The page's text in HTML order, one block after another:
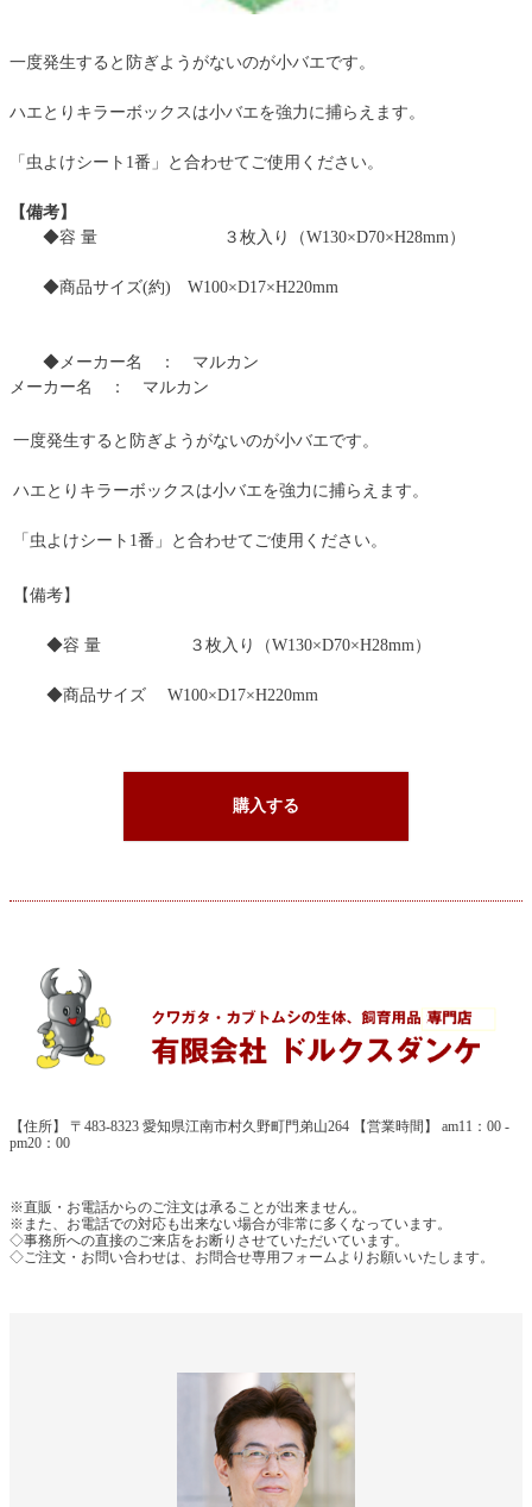
一度発生すると防ぎようがないのが小バエです。
ハエとりキラーボックスは小バエを強力に捕らえます。
「虫よけシート1番」と合わせてご使用ください。
【備考】
◆容 量 ３枚入り（W130×D70×H28mm）
◆商品サイズ(約) W100×D17×H220mm
◆メーカー名 ： マルカン
メーカー名 ： マルカン
一度発生すると防ぎようがないのが小バエです。
ハエとりキラーボックスは小バエを強力に捕らえます。
「虫よけシート1番」と合わせてご使用ください。
【備考】
◆容 量 ３枚入り（W130×D70×H28mm）
◆商品サイズ W100×D17×H220mm
購入する
【住所】 〒483-8323 愛知県江南市村久野町門弟山264 【営業時間】 am11：00 -
pm20：00
※直販・お電話からのご注文は承ることが出来ません。
※また、お電話での対応も出来ない場合が非常に多くなっています。
◇事務所への直接のご来店をお断りさせていただいています。
◇ご注文・お問い合わせは、お問合せ専用フォームよりお願いいたします。